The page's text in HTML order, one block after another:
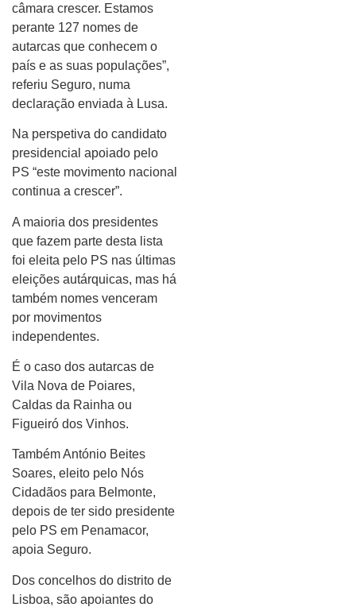
câmara crescer. Estamos
perante 127 nomes de
autarcas que conhecem o
país e as suas populações”,
referiu Seguro, numa
declaração enviada à Lusa.
Na perspetiva do candidato
presidencial apoiado pelo
PS “este movimento nacional
continua a crescer”.
A maioria dos presidentes
que fazem parte desta lista
foi eleita pelo PS nas últimas
eleições autárquicas, mas há
também nomes venceram
por movimentos
independentes.
É o caso dos autarcas de
Vila Nova de Poiares,
Caldas da Rainha ou
Figueiró dos Vinhos.
Também António Beites
Soares, eleito pelo Nós
Cidadãos para Belmonte,
depois de ter sido presidente
pelo PS em Penamacor,
apoia Seguro.
Dos concelhos do distrito de
Lisboa, são apoiantes do